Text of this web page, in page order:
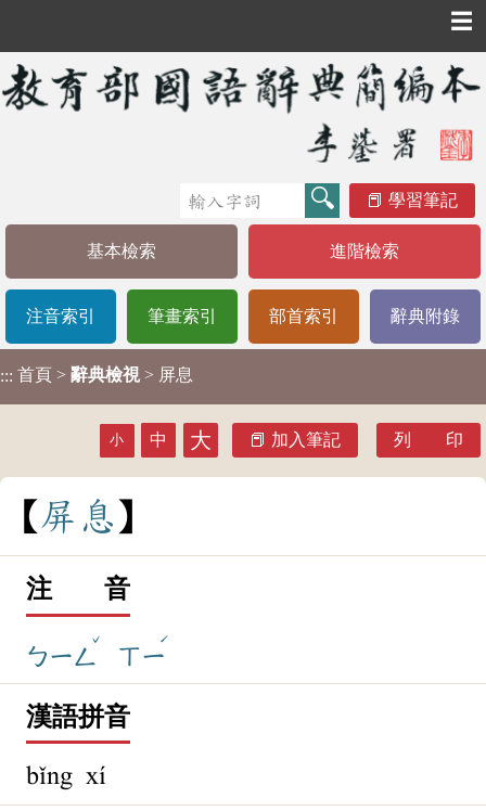
☰
學習筆記
基本檢索 進階檢索
注音索引 筆畫索引 部首索引 辭典附錄
::: 首頁 > 辭典檢視 > 屏息
小 中 大 加入筆記 列 印
屏 息
注 音
ㄅㄧㄥ
ˇ
ㄒㄧ
ˊ
漢語拼音
bǐng xí